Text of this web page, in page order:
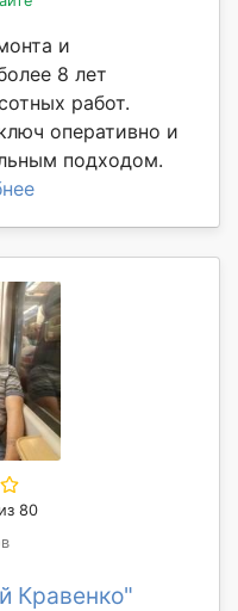
и
8 лет
работ.
оперативно и
подходом.
80
Кравенко"